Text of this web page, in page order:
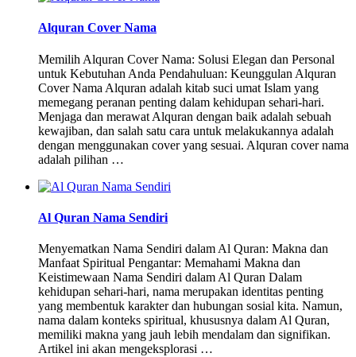
Alquran Cover Nama
Memilih Alquran Cover Nama: Solusi Elegan dan Personal
untuk Kebutuhan Anda Pendahuluan: Keunggulan Alquran
Cover Nama Alquran adalah kitab suci umat Islam yang
memegang peranan penting dalam kehidupan sehari-hari.
Menjaga dan merawat Alquran dengan baik adalah sebuah
kewajiban, dan salah satu cara untuk melakukannya adalah
dengan menggunakan cover yang sesuai. Alquran cover nama
adalah pilihan …
Al Quran Nama Sendiri
Menyematkan Nama Sendiri dalam Al Quran: Makna dan
Manfaat Spiritual Pengantar: Memahami Makna dan
Keistimewaan Nama Sendiri dalam Al Quran Dalam
kehidupan sehari-hari, nama merupakan identitas penting
yang membentuk karakter dan hubungan sosial kita. Namun,
nama dalam konteks spiritual, khususnya dalam Al Quran,
memiliki makna yang jauh lebih mendalam dan signifikan.
Artikel ini akan mengeksplorasi …